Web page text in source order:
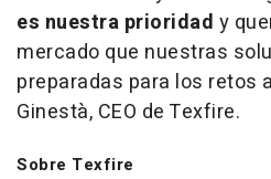
es nuestra prioridad y
mercado que nuestras
preparadas para los retos
Ginestà, CEO de Texfire.
Sobre Texfire